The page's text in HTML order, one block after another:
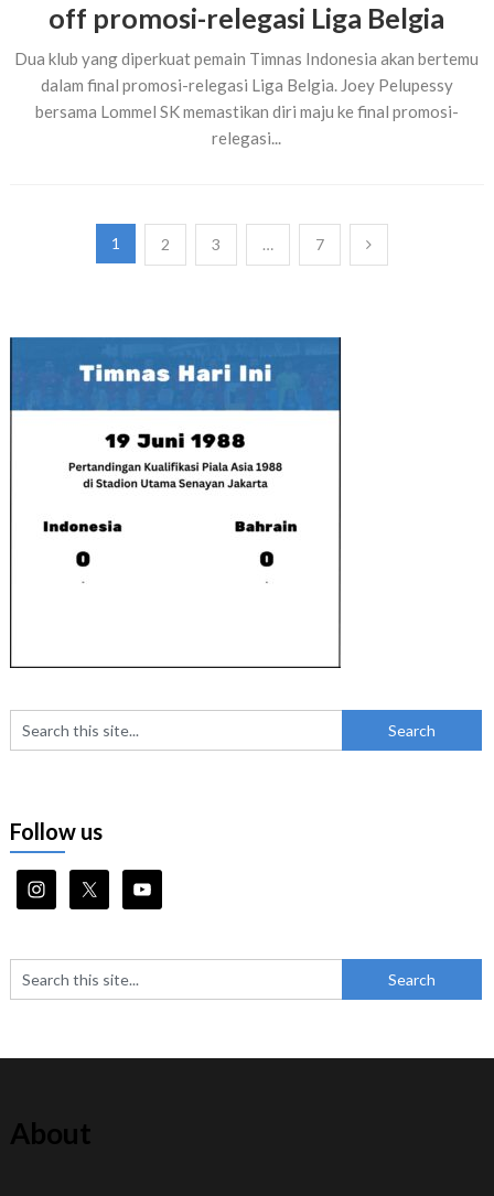
off promosi-relegasi Liga Belgia
Dua klub yang diperkuat pemain Timnas Indonesia akan bertemu
dalam final promosi-relegasi Liga Belgia. Joey Pelupessy
bersama Lommel SK memastikan diri maju ke final promosi-
relegasi...
Paginasi1 2 3 … 7
Follow us
About